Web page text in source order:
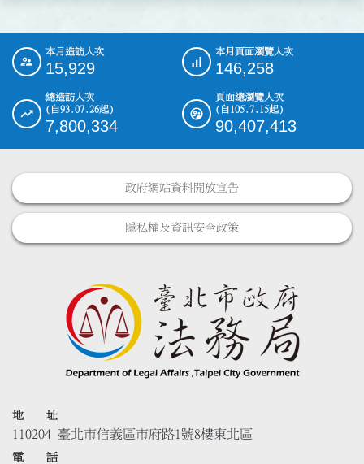
::: 本月造訪人次
15,929
本月頁面瀏覽人次
146,258
總造訪人次
(自93.07.26起)
7,800,334
頁面總瀏覽人次
(自105.7.15起)
90,407,413
政府網站資料開放宣告
隱私權及資訊安全政策
地 址
110204 臺北市信義區市府路1號8樓東北區
電 話